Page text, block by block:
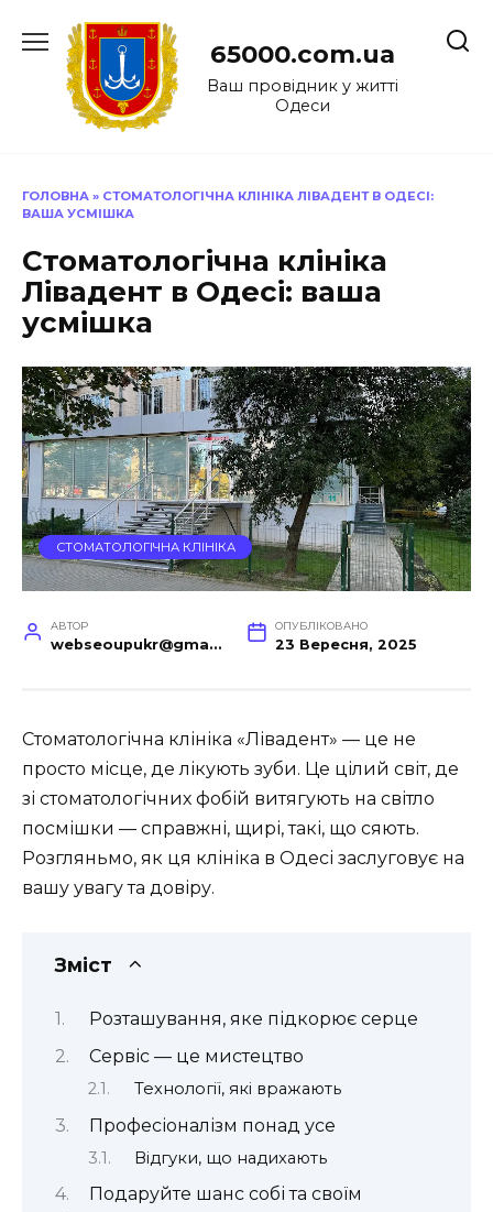
до
65000.com.ua
Ваш провідник у житті
Одеси
ГОЛОВНА » СТОМАТОЛОГІЧНА КЛІНІКА ЛІВАДЕНТ В ОДЕСІ:
ВАША УСМІШКА
Стоматологічна клініка
Лівадент в Одесі: ваша
усмішка
СТОМАТОЛОГІЧНА КЛІНІКА
АВТОР
webseoupukr@gmail.com
ОПУБЛІКОВАНО
23 Вересня, 2025
Стоматологічна клініка «Лівадент» — це не
просто місце, де лікують зуби. Це цілий світ, де
зі стоматологічних фобій витягують на світло
посмішки — справжні, щирі, такі, що сяють.
Розгляньмо, як ця клініка в Одесі заслуговує на
вашу увагу та довіру.
Зміст
Розташування, яке підкорює серце
Сервіс — це мистецтво
Технології, які вражають
Професіоналізм понад усе
Відгуки, що надихають
Подаруйте шанс собі та своїм